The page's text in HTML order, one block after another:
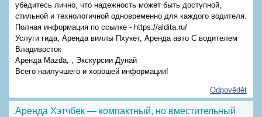
убедитесь лично, что надежность может быть доступной,
стильной и технологичной одновременно для каждого водителя.
Полная информация по ссылке - https://aldita.ru/
Услуги гида, Аренда виллы Пхукет, Аренда авто С водителем
Владивосток
Аренда Mazda, , Экскурсии Дунай
Всего наилучшего и хорошей информации!
Odpovědět
Аренда Хэтчбек — компактный, но вместительный